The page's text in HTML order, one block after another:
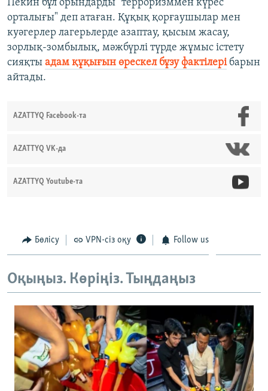
Пекин бұл орындарды "терроризммен күрес
орталығы" деп атаған. Құқық қорғаушылар мен
куәгерлер лагерьлерде азаптау, қысым жасау,
зорлық-зомбылық, мәжбүрлі түрде жұмыс істету
сияқты адам құқығын өрескел бұзу фактілерібарын
айтады.
AZATTYQ Facebook-та
AZATTYQ VK-да
AZATTYQ Youtube-та
Бөлісу VPN-сіз оқу Follow us
Оқыңыз. Көріңіз. Тыңдаңыз